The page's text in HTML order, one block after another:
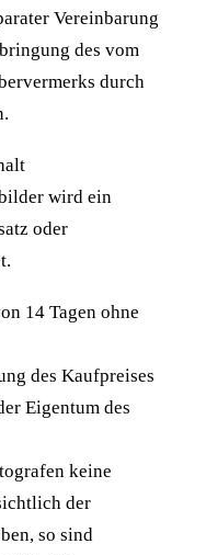
Vereinbarung
des vom
durch
wird ein
oder
14 Tagen ohne
des Kaufpreises
Eigentum des
keine
der
so sind